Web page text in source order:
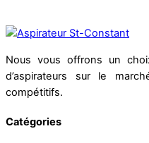
Nous vous offrons un
d’aspirateurs sur le
compétitifs.
Catégories